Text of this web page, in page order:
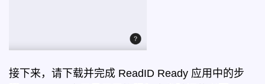
接下来，请下载并完成 ReadID Ready 应用中的步